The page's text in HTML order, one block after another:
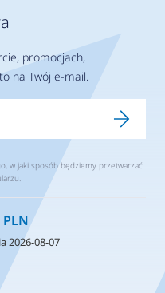
promocjach,
na Twój e-mail.
w jaki sposób będziemy przetwarzać
2026-08-07